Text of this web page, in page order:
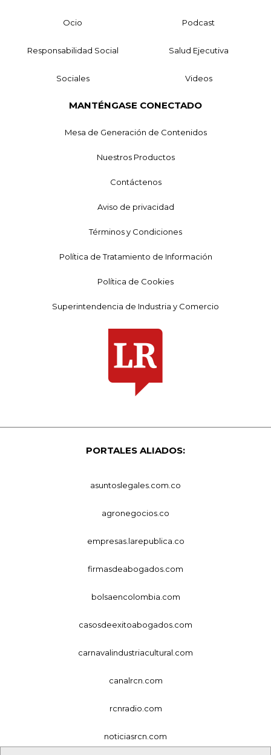
Ocio Podcast
Responsabilidad Social Salud Ejecutiva
Sociales Videos
MANTÉNGASE CONECTADO
Mesa de Generación de Contenidos
Nuestros Productos
Contáctenos
Aviso de privacidad
Términos y Condiciones
Política de Tratamiento de Información
Política de Cookies
Superintendencia de Industria y Comercio
PORTALES ALIADOS:
asuntoslegales.com.co
agronegocios.co
empresas.larepublica.co
firmasdeabogados.com
bolsaencolombia.com
casosdeexitoabogados.com
carnavalindustriacultural.com
canalrcn.com
rcnradio.com
noticiasrcn.com